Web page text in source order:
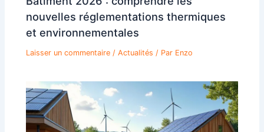
nouvelles réglementations thermiques
et environnementales
Laisser un commentaire /Actualités / Par Enzo